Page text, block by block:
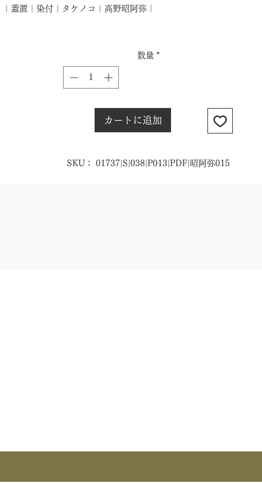
｜蓋置｜染付｜タケノコ｜高野昭阿弥｜
数量 *
カートに追加
SKU： 01737|S|038|P013|PDF|昭阿弥015